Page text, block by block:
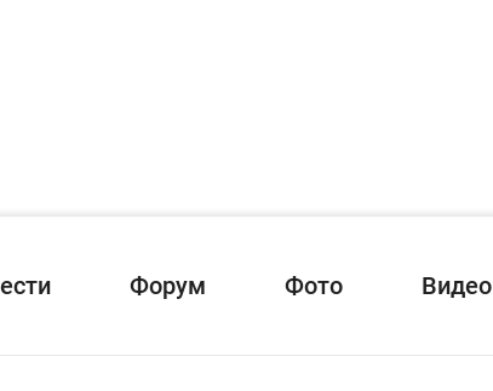
Форум Фото Видео